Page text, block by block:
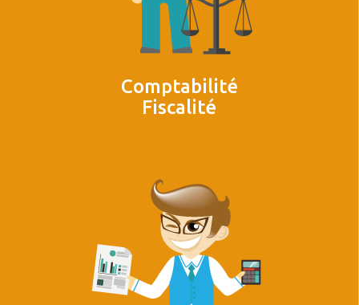
Comptabilité
Fiscalité